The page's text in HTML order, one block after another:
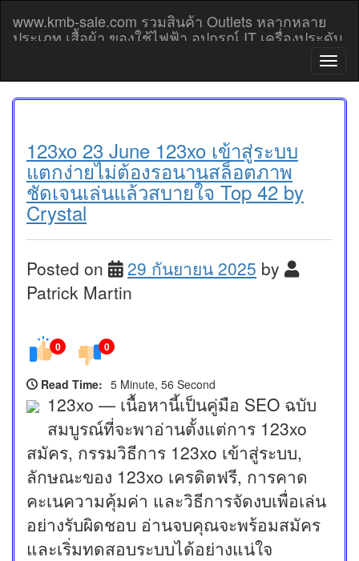
content
www.kmb-sale.com รวมสินค้า Outlets หลากหลาย
ประเภท เสื้อผ้า ของใช้ไฟฟ้า อุปกรณ์ IT เครื่องประดับ
T
o
g
a
123xo 23 June 123xo เข้าสู่ระบบ
แตกง่ายไม่ต้องรอนานสล็อตภาพ
ชัดเจนเล่นแล้วสบายใจ Top 42 by
Crystal
Posted on 29 กันยายน 2025 by
Patrick Martin
0 0
Read Time: 5 Minute, 56 Second
123xo — เนื้อหานี้เป็นคู่มือ SEO ฉบับ
สมบูรณ์ที่จะพาอ่านตั้งแต่การ 123xo
สมัคร, กรรมวิธีการ 123xo เข้าสู่ระบบ,
ลักษณะของ 123xo เครดิตฟรี, การคาด
คะเนความคุ้มค่า และวิธีการจัดงบเพื่อเล่น
อย่างรับผิดชอบ อ่านจบคุณจะพร้อมสมัคร
และเริ่มทดสอบระบบได้อย่างแน่ใจ